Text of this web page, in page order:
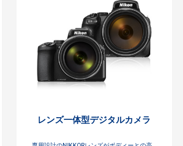
レンズ一体型デジタルカメラ